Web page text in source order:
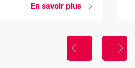
En savoir plus sur
de